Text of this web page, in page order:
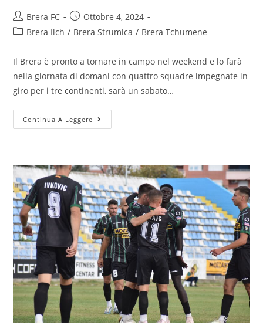
Brera FC
Ottobre 4, 2024
Brera Ilch / Brera Strumica / Brera Tchumene
Il Brera è pronto a tornare in campo nel weekend e lo farà
nella giornata di domani con quattro squadre impegnate in
giro per i tre continenti, sarà un sabato…
Continua A Leggere